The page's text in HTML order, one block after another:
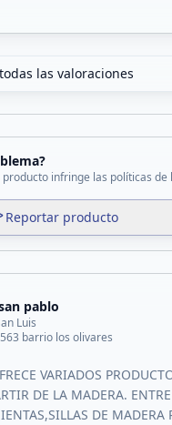
las valoraciones
infringe las políticas de
Reportar producto
pablo
Luis
barrio los olivares
VARIADOS
DE LA MADERA.
DE MADERA